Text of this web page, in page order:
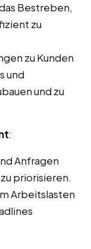
Bestreben,
zu
zu Kunden
und
und zu
:
Anfragen
priorisieren.
Arbeitslasten